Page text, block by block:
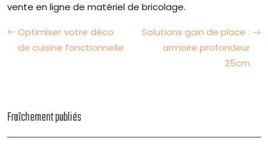
vente en ligne de matériel de bricolage.
Optimiser votre déco
de cuisine fonctionnelle
Solutions gain de place :
armoire profondeur
25cm
Fraîchement publiés